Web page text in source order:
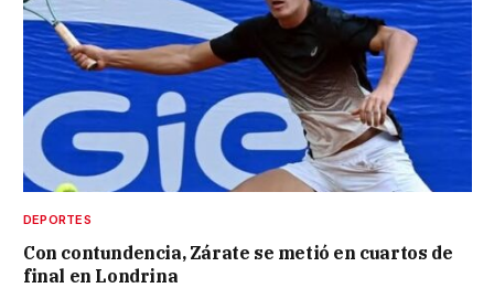
DEPORTES
Con contundencia, Zárate se metió en cuartos de
final en Londrina